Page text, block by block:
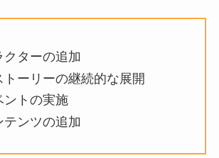
クターの追加
トーリーの継続的な展開
ントの実施
テンツの追加